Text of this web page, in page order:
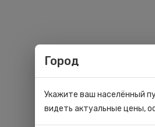
Город
Укажите ваш населённый
видеть актуальные цены,